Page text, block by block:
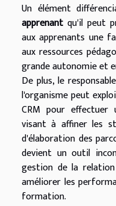
Un élément
apprenant qu'il peut
aux apprenants une
aux ressources
grande autonomie et
De plus, le
l'organisme peut
CRM pour
visant à affiner les
d'élaboration des
devient un outil
gestion de la
améliorer les
formation.